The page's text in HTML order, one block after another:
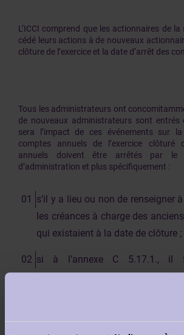
L’ICCI comprend que les actionnaires de
cédé leurs actions à de nouveaux
clôture de l’exercice et la date d’arrêt des
Tous les administrateurs ont
de nouveaux administrateurs sont
sera l’impact de ces événements sur
comptes annuels de l’exercice clôturé
annuels doivent être arrêtés par le
d’administration et plus spécifiquement :
s’il y a lieu ou non de renseigner
les créances à charge des
qui existaient à la date de clôture ;
si à l’annexe C 5.17.1., il
l’actionnariat à la date de